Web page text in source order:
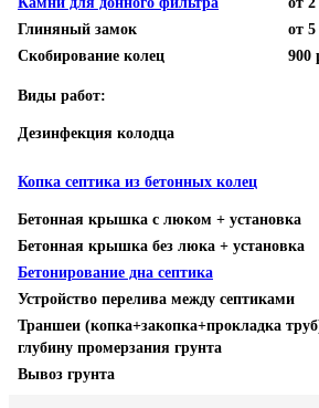
Глиняный замок
от 5
Скобирование колец
900
Виды работ:
Дезинфекция колодца
Копка септика из бетонных колец
Бетонная крышка с люком + установка
Бетонная крышка без люка + установка
Бетонирование дна септика
Устройство перелива между септиками
Траншеи (копка+закопка+прокладка
глубину промерзания грунта
Вывоз грунта